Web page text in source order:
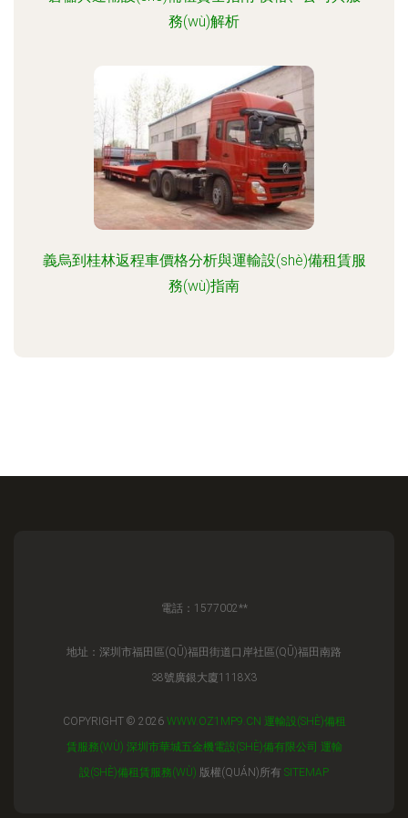
務(wù)解析
義烏到桂林返程車價格分析與運輸設(shè)備租賃服
務(wù)指南
電話：1577002**
地址：深圳市福田區(QŪ)福田街道口岸社區(QŪ)福田南路
38號廣銀大廈1118X3
COPYRIGHT © 2026 WWW.OZ1MP9.CN 運輸設(SHÈ)備租
賃服務(WÙ) 深圳市華城五金機電設(SHÈ)備有限公司 運輸
設(SHÈ)備租賃服務(WÙ) 版權(QUÁN)所有 SITEMAP